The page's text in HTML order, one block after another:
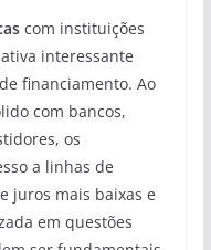
com instituições
interessante
financiamento. Ao
com bancos,
os
a linhas de
juros mais baixas e
em questões